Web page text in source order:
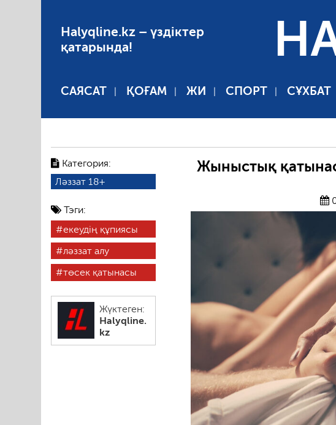
Halyqline.kz – үздіктер
қатарында!
САЯСАТ ҚОҒАМ ЖИ СПОРТ СҰХБАТ
Категория:
Ләззат 18+
Тэги:
екеудің құпиясы
ләззат алу
төсек қатынасы
Жүктеген:
Halyqline.
kz
Жыныстық